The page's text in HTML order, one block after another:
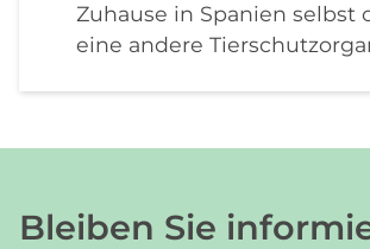
Zuhause in Spanien selbst
eine andere
Bleiben Sie